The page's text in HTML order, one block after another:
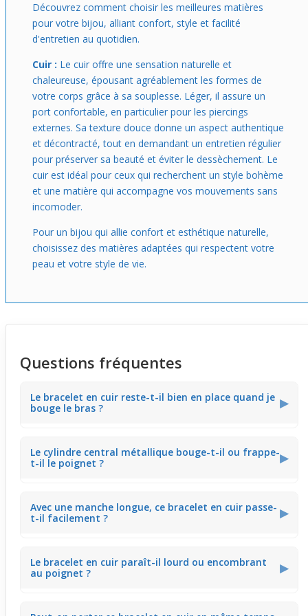
Découvrez comment choisir les meilleures matières
pour votre bijou, alliant confort, style et facilité
d'entretien au quotidien.
Cuir : Le cuir offre une sensation naturelle et
chaleureuse, épousant agréablement les formes de
votre corps grâce à sa souplesse. Léger, il assure un
port confortable, en particulier pour les piercings
externes. Sa texture douce donne un aspect authentique
et décontracté, tout en demandant un entretien régulier
pour préserver sa beauté et éviter le dessèchement. Le
cuir est idéal pour ceux qui recherchent un style bohème
et une matière qui accompagne vos mouvements sans
incomoder.
Pour un bijou qui allie confort et esthétique naturelle,
choisissez des matières adaptées qui respectent votre
peau et votre style de vie.
Questions fréquentes
Le bracelet en cuir reste-t-il bien en place quand je
bouge le bras ?
▶
serrer, ce qui limite les déplacements même lors de
gestes amples comme écrire ou manipuler un téléphone.
Le cylindre central métallique bouge-t-il ou frappe-
t-il le poignet ?
▶
oscille légèrement à chaque mouvement, offrant un
léger jeu visuel sans jamais gêner ou créer de
Avec une manche longue, ce bracelet en cuir passe-
t-il facilement ?
▶
permettent au bracelet de glisser discrètement sous une
manche de chemise ou de veste, sans provoquer
Le bracelet en cuir paraît-il lourd ou encombrant
au poignet ?
▶